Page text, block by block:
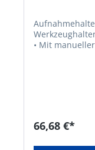
• Mit
66,68 €*